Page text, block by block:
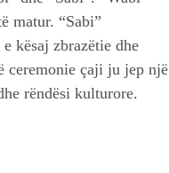
matur. “Sabi”
kësaj zbrazëtie dhe
ceremonie çaji ju jep një
rëndësi kulturore.